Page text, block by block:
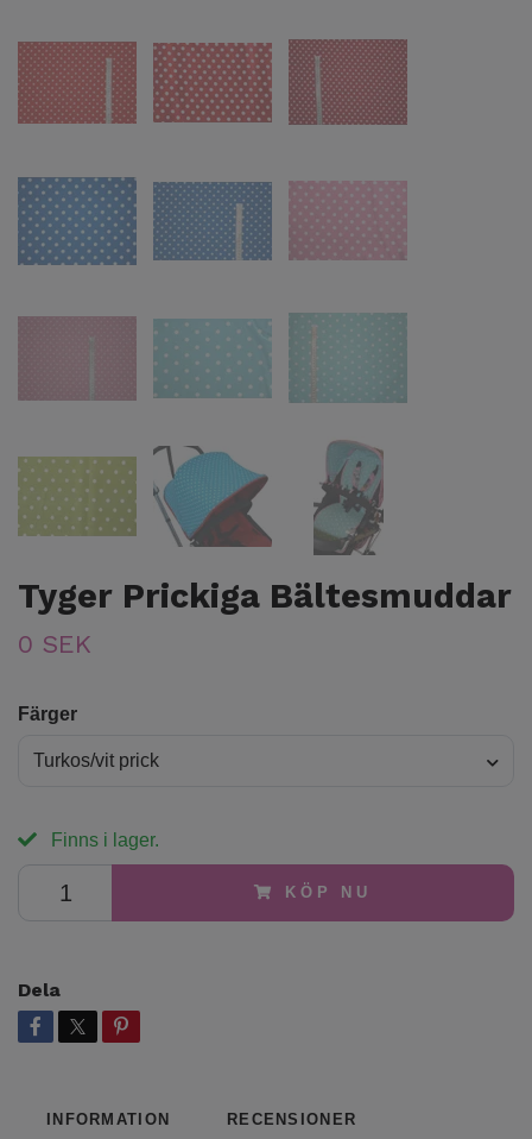
Tyger Prickiga Bältesmuddar
0 SEK
Färger
Turkos/vit prick
Finns i lager.
KÖP NU
Dela
INFORMATION RECENSIONER